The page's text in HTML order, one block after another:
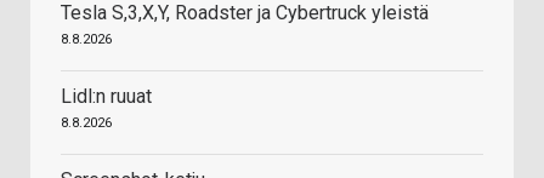
Tesla S,3,X,Y, Roadster ja Cybertruck yleistä
8.8.2026
Lidl:n ruuat
8.8.2026